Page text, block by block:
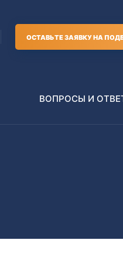
ОСТАВЬТЕ ЗАЯВКУ НА
Nissan
ВОПРОСЫ И